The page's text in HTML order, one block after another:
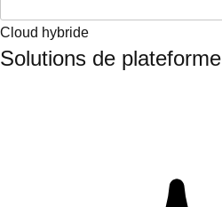
Cloud hybride
Solutions de plateforme